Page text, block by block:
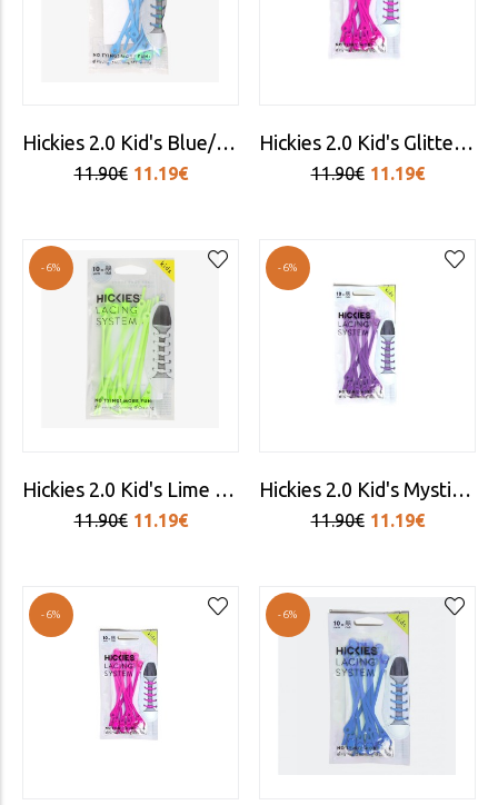
Hickies 2.0 Kid's Blue/Green Laces
11.90€ 11.19€
Hickies 2.0 Kid's Glitter Pink Laces
11.90€ 11.19€
-6%
Hickies 2.0 Kid's Lime Laces
11.90€ 11.19€
-6%
Hickies 2.0 Kid's Mystic Purple Laces
11.90€ 11.19€
-6% -6%